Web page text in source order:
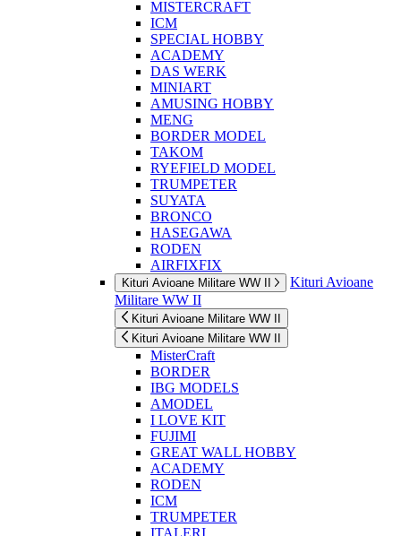
MISTERCRAFT
ICM
SPECIAL HOBBY
ACADEMY
DAS WERK
MINIART
AMUSING HOBBY
MENG
BORDER MODEL
TAKOM
RYEFIELD MODEL
TRUMPETER
SUYATA
BRONCO
HASEGAWA
RODEN
AIRFIXFIX
Kituri Avioane Militare WW II
Kituri Avioane
Militare WW II
Kituri Avioane Militare WW II
Kituri Avioane Militare WW II
MisterCraft
BORDER
IBG MODELS
AMODEL
I LOVE KIT
FUJIMI
GREAT WALL HOBBY
ACADEMY
RODEN
ICM
TRUMPETER